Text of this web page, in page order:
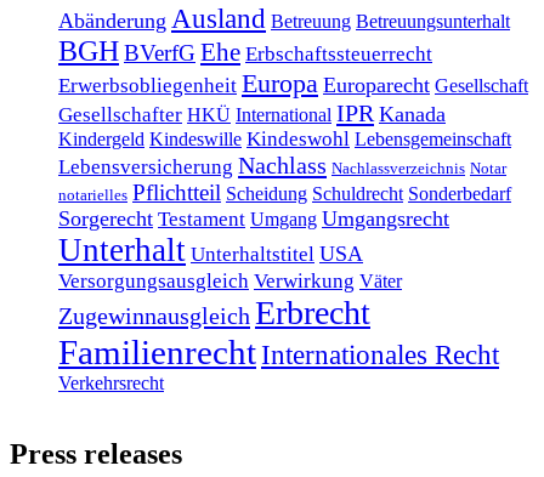
Abänderung Ausland Betreuung Betreuungsunterhalt
BGHBVerfG Ehe Erbschaftssteuerrecht
Erwerbsobliegenheit Europa Europarecht Gesellschaft
Gesellschafter HKÜ International IPR Kanada
Kindergeld Kindeswille Kindeswohl Lebensgemeinschaft
Lebensversicherung Nachlass Nachlassverzeichnis Notar
notarielles Pflichtteil Scheidung Schuldrecht Sonderbedarf
Sorgerecht Testament Umgang Umgangsrecht
Unterhalt Unterhaltstitel USA
Versorgungsausgleich Verwirkung Väter
Zugewinnausgleich Erbrecht
FamilienrechtInternationales Recht
Verkehrsrecht
Press releases